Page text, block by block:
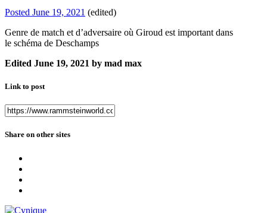
Posted June 19, 2021 (edited)
Genre de match et d’adversaire où Giroud est important dans
le schéma de Deschamps
Edited June 19, 2021 by mad max
Link to post
Share on other sites